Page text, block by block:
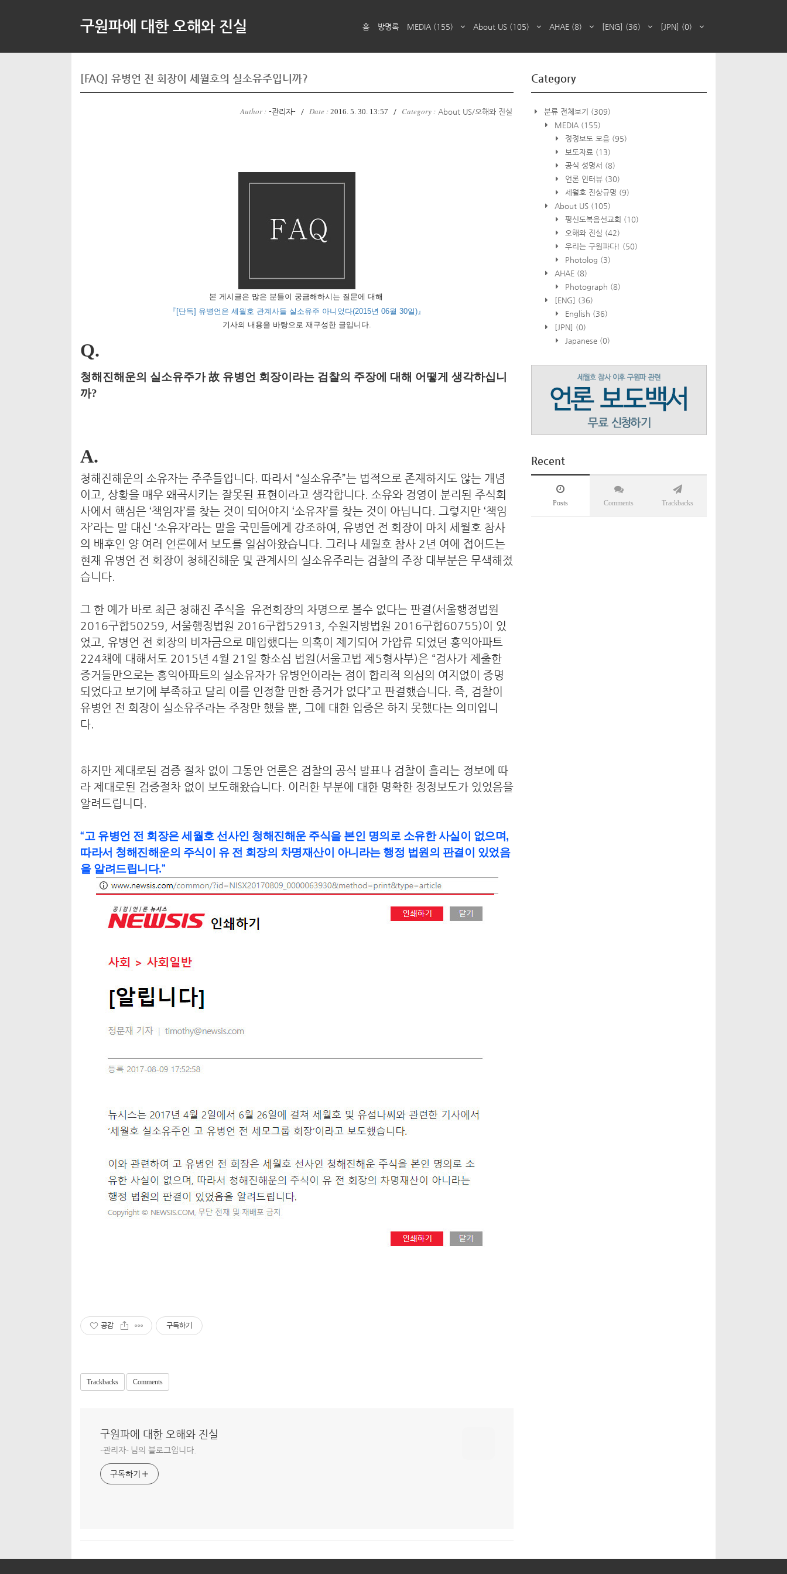
구원파에 대한 오해와 진실 홈 방명록 MEDIA (155) About US (105) AHAE (8) [ENG] (36) [JPN] (0)
[FAQ] 유병언 전 회장이 세월호의 실소유주입니까?
Author : -관리자- / Date : 2016. 5. 30. 13:57 / Category : About US/오해와 진실
본 게시글은 많은 분들이 궁금해하시는 질문에 대해
『 [단독] 유병언은 세월호 관계사들 실소유주 아니었다(2015년 06월 30일)』
기사의 내용을 바탕으로 재구성한 글입니다.
Q.
청해진해운의 실소유주가 故 유병언 회장이라는 검찰의 주장에 대해 어떻게 생각하십니
까?
A.
청해진해운의 소유자는 주주들입니다. 따라서 “실소유주”는 법적으로 존재하지도 않는 개념
이고, 상황을 매우 왜곡시키는 잘못된 표현이라고 생각합니다. 소유와 경영이 분리된 주식회
사에서 핵심은 ‘책임자’를 찾는 것이 되어야지 ‘소유자’를 찾는 것이 아닙니다. 그렇지만 ‘책임
자’라는 말 대신 ‘소유자’라는 말을 국민들에게 강조하여, 유병언 전 회장이 마치 세월호 참사
의 배후인 양 여러 언론에서 보도를 일삼아왔습니다. 그러나 세월호 참사 2년 여에 접어드는
현재 유병언 전 회장이 청해진해운 및 관계사의 실소유주라는 검찰의 주장 대부분은 무색해졌
습니다.
그 한 예가 바로 최근 청해진 주식을 유전회장의 차명으로 볼수 없다는 판결(서울행정법원
2016구합50259, 서울행정법원 2016구합52913, 수원지방법원 2016구합60755)이 있
었고, 유병언 전 회장의 비자금으로 매입했다는 의혹이 제기되어 가압류 되었던 홍익아파트
224채에 대해서도 2015년 4월 21일 항소심 법원(서울고법 제5형사부)은 “검사가 제출한
증거들만으로는 홍익아파트의 실소유자가 유병언이라는 점이 합리적 의심의 여지없이 증명
되었다고 보기에 부족하고 달리 이를 인정할 만한 증거가 없다”고 판결했습니다. 즉, 검찰이
유병언 전 회장이 실소유주라는 주장만 했을 뿐, 그에 대한 입증은 하지 못했다는 의미입니
다.
하지만 제대로된 검증 절차 없이 그동안 언론은 검찰의 공식 발표나 검찰이 흘리는 정보에 따
라 제대로된 검증절차 없이 보도해왔습니다. 이러한 부분에 대한 명확한 정정보도가 있었음을
알려드립니다.
“고 유병언 전 회장은 세월호 선사인 청해진해운 주식을 본인 명의로 소유한 사실이 없으며,
따라서 청해진해운의 주식이 유 전 회장의 차명재산이 아니라는 행정 법원의 판결이 있었음
을 알려드립니다.”
공감 구독하기
Trackbacks Comments
구원파에 대한 오해와 진실
-관리자- 님의 블로그입니다.
구독하기
Category
분류 전체보기 (309)
MEDIA (155)
정정보도 모음 (95)
보도자료 (13)
공식 성명서 (8)
언론 인터뷰 (30)
세월호 진상규명 (9)
About US (105)
평신도복음선교회 (10)
오해와 진실 (42)
우리는 구원파다! (50)
Photolog (3)
AHAE (8)
Photograph (8)
[ENG] (36)
English (36)
[JPN] (0)
Japanese (0)
Recent
Posts Comments Trackbacks